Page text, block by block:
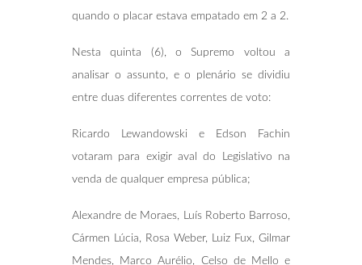
quando o placar estava empatado em 2 a 2.
Nesta quinta (6), o Supremo voltou a
analisar o assunto, e o plenário se dividiu
entre duas diferentes correntes de voto:
Ricardo Lewandowski e Edson Fachin
votaram para exigir aval do Legislativo na
venda de qualquer empresa pública;
Alexandre de Moraes, Luís Roberto Barroso,
Cármen Lúcia, Rosa Weber, Luiz Fux, Gilmar
Mendes, Marco Aurélio, Celso de Mello e